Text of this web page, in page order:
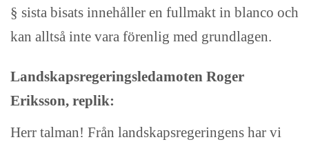
§ sista bisats innehåller en fullmakt in blanco och
kan alltså inte vara förenlig med grundlagen.
Landskapsregeringsledamoten Roger
Eriksson, replik:
Herr talman! Från landskapsregeringens har vi